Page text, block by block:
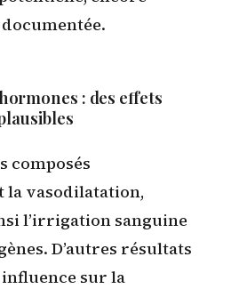
: des effets
composés
vasodilatation,
l’irrigation sanguine
D’autres résultats
sur la